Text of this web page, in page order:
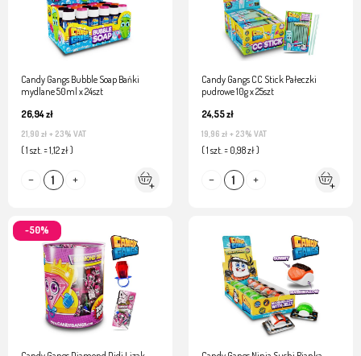
Candy Gangs Bubble Soap Bańki
mydlane 50ml x 24szt
26,94 zł
21,90 zł + 23% VAT
( 1 szt. = 1,12 zł )
Candy Gangs CC Stick Pałeczki
pudrowe 10g x 25szt
24,55 zł
19,96 zł + 23% VAT
( 1 szt. = 0,98 zł )
-50%